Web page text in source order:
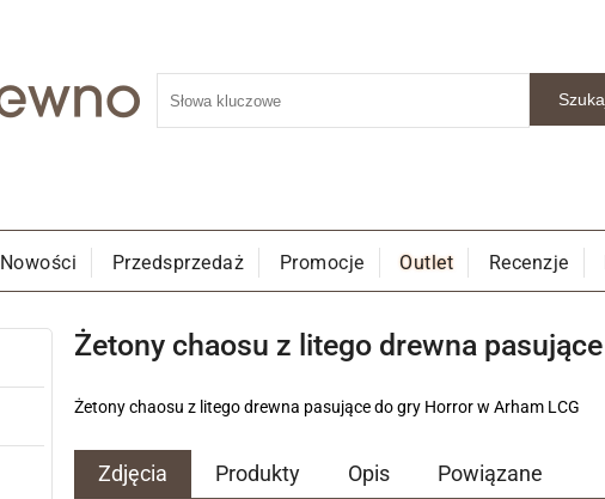
Nowości Przedsprzedaż Promocje Outlet Recenzje
Żetony chaosu z litego drewna
Żetony chaosu z litego drewna pasujące do gry Horror w Arham LCG
Zdjęcia Produkty Opis Powiązane